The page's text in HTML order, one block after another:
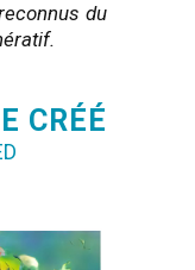
du
CRÉÉ